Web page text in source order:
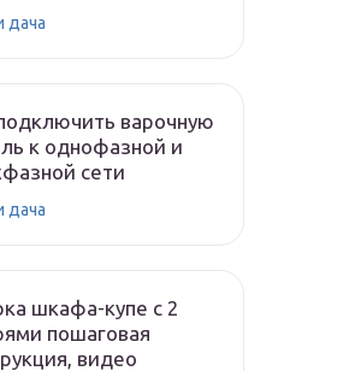
дача
варочную
к однофазной и
сети
дача
шкафа-купе с 2
пошаговая
видео